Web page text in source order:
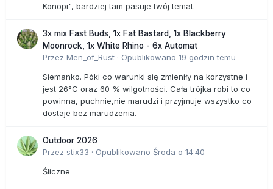
Konopi", bardziej tam pasuje twój temat.
3x mix Fast Buds, 1x Fat Bastard, 1x Blackberry
Moonrock, 1x White Rhino - 6x Automat
Przez Men_of_Rust · Opublikowano 19 godzin temu
Siemanko. Póki co warunki się zmieniły na korzystne i
jest 26°C oraz 60 % wilgotności. Cała trójka robi to co
powinna, puchnie,nie marudzi i przyjmuje wszystko co
dostaje bez marudzenia.
Outdoor 2026
Przez stix33 · Opublikowano Środa o 14:40
Śliczne